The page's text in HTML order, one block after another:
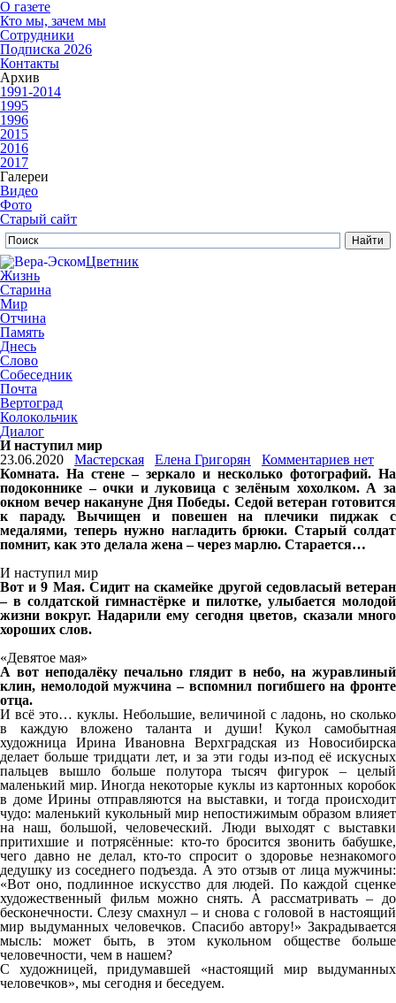
О газете
Кто мы, зачем мы
Сотрудники
Подписка 2026
Контакты
Архив
1991-2014
1995
1996
2015
2016
2017
Галереи
Видео
Фото
Старый сайт
Цветник
Жизнь
Старина
Мир
Отчина
Память
Днесь
Слово
Собеседник
Почта
Вертоград
Колокольчик
Диалог
И наступил мир
23.06.2020
Мастерская Елена Григорян
Комментариев нет
Комната. На стене – зеркало и несколько фотографий. На
подоконнике – очки и луковица с зелёным хохолком. А за
окном вечер накануне Дня Победы. Седой ветеран готовится
к параду. Вычищен и повешен на плечики пиджак с
медалями, теперь нужно нагладить брюки. Старый солдат
помнит, как это делала жена – через марлю. Старается…
И наступил мир
Вот и 9 Мая. Сидит на скамейке другой седовласый ветеран
– в солдатской гимнастёрке и пилотке, улыбается молодой
жизни вокруг. Надарили ему сегодня цветов, сказали много
хороших слов.
«Девятое мая»
А вот неподалёку печально глядит в небо, на журавлиный
клин, немолодой мужчина – вспомнил погибшего на фронте
отца.
И всё это… куклы. Небольшие, величиной с ладонь, но сколько
в каждую вложено таланта и души! Кукол самобытная
художница Ирина Ивановна Верхградская из Новосибирска
делает больше тридцати лет, и за эти годы из-под её искусных
пальцев вышло больше полутора тысяч фигурок – целый
маленький мир. Иногда некоторые куклы из картонных коробок
в доме Ирины отправляются на выставки, и тогда происходит
чудо: маленький кукольный мир непостижимым образом влияет
на наш, большой, человеческий. Люди выходят с выставки
притихшие и потрясённые: кто-то бросится звонить бабушке,
чего давно не делал, кто-то спросит о здоровье незнакомого
дедушку из соседнего подъезда. А это отзыв от лица мужчины:
«Вот оно, подлинное искусство для людей. По каждой сценке
художественный фильм можно снять. А рассматривать – до
бесконечности. Слезу смахнул – и снова с головой в настоящий
мир выдуманных человечков. Спасибо автору!» Закрадывается
мысль: может быть, в этом кукольном обществе больше
человечности, чем в нашем?
С художницей, придумавшей «настоящий мир выдуманных
человечков», мы сегодня и беседуем.